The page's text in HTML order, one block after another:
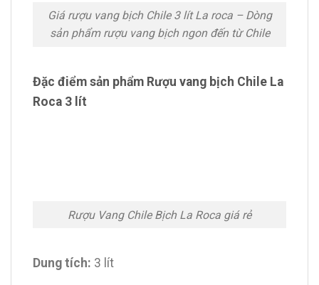
Giá rượu vang bịch Chile 3 lít La roca – Dòng
sản phẩm rượu vang bịch ngon đến từ Chile
Đặc điểm sản phẩm Rượu vang bịch Chile La
Roca 3 lít
Rượu Vang Chile Bịch La Roca giá rẻ
Dung tích: 3 lít